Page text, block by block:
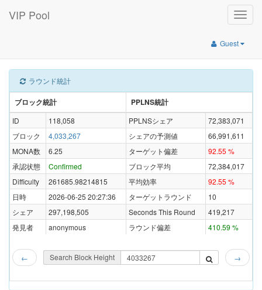
Toggle
VIP Pool
Guest
ラウンド統計
ブロック統計 PPLNS統計
ID 118,058 PPLNSシェア
72,383,071
ブロック
4,033,267 シェアの予測値
66,991,611
MONA数
6.25 ターゲット偏差
92.55 %
承認状態
Confirmed ブロック平均
72,384,017
Difficulty
261685.98214815 平均効率
92.55 %
日時
2026-06-25 20:27:36 ターゲットラウンド
10
シェア
297,198,505 Seconds This Round
419,217
発見者
anonymous ラウンド偏差 410.59 %
← Search Block Height →